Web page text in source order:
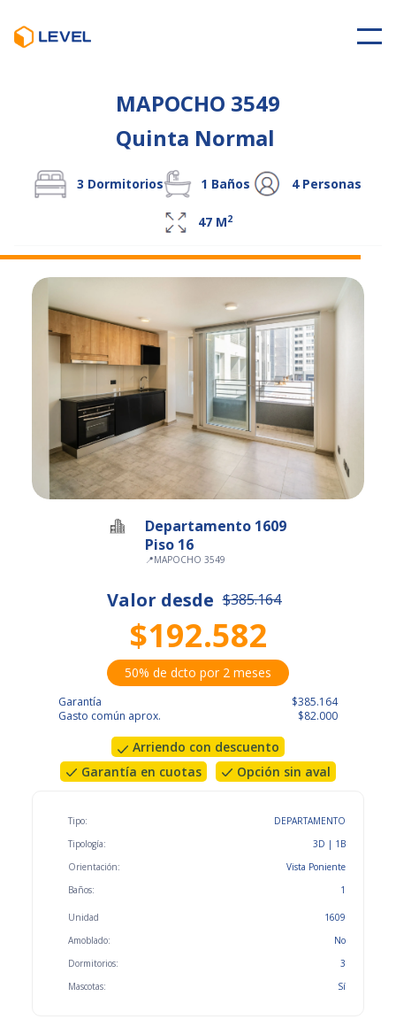
MAPOCHO 3549
Quinta Normal
3 Dormitorios 1 Baños 4Personas
47 M2
Departamento 1609
Piso 16
📍MAPOCHO 3549
Valor desde $385.164
$192.582
50% de dcto por 2 meses
Garantía
Gasto común aprox.
$385.164
$82.000
Arriendo con descuento
Garantía en cuotas
Opción sin aval
Tipo:
Tipología:
Orientación:
Baños:
DEPARTAMENTO
3D | 1B
Vista Poniente
1
Unidad
Amoblado:
Dormitorios:
Mascotas:
1609
No
3
Sí